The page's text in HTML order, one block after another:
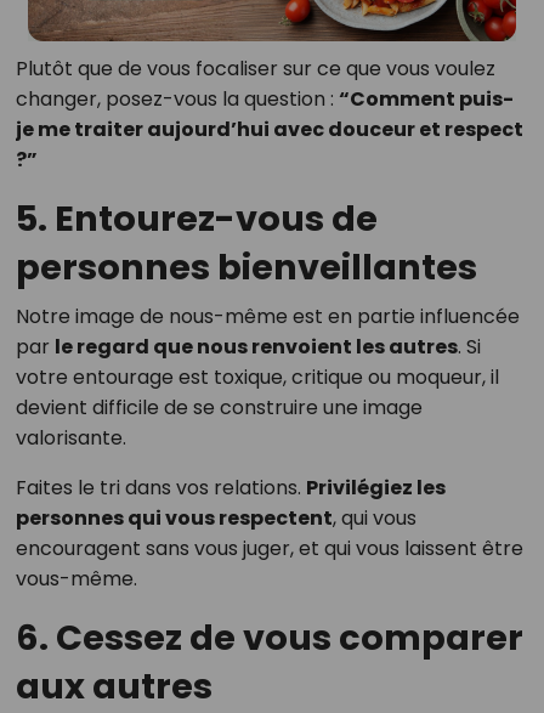
Plutôt que de vous focaliser sur ce que vous voulez
changer, posez-vous la question : “Comment puis-
je me traiter aujourd’hui avec douceur et respect
?”
5. Entourez-vous de
personnes bienveillantes
Notre image de nous-même est en partie influencée
par le regard que nous renvoient les autres. Si
votre entourage est toxique, critique ou moqueur, il
devient difficile de se construire une image
valorisante.
Faites le tri dans vos relations. Privilégiez les
personnes qui vous respectent, qui vous
encouragent sans vous juger, et qui vous laissent être
vous-même.
6. Cessez de vous comparer
aux autres